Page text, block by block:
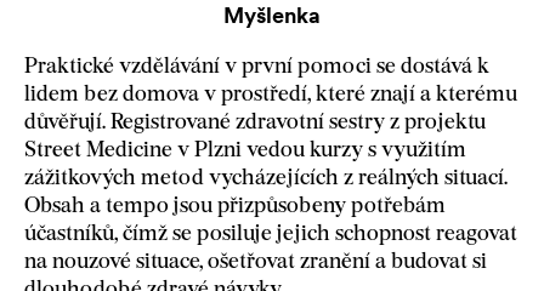
Myšlenka
Praktické vzdělávání v první pomoci se dostává k
lidem bez domova v prostředí, které znají a kterému
důvěřují. Registrované zdravotní sestry z projektu
Street Medicine v Plzni vedou kurzy s využitím
zážitkových metod vycházejících z reálných situací.
Obsah a tempo jsou přizpůsobeny potřebám
účastníků, čímž se posiluje jejich schopnost reagovat
na nouzové situace, ošetřovat zranění a budovat si